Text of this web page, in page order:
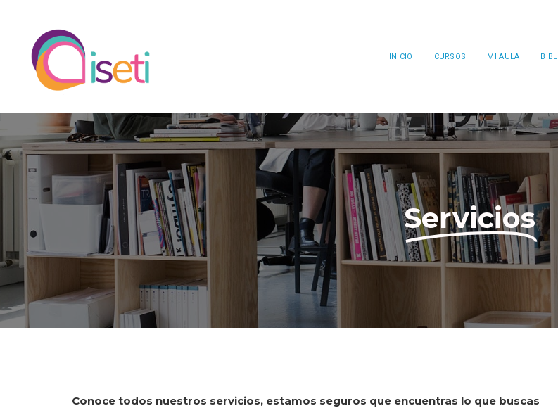
INICIO CURSOS MI AULA
Servicios
Conoce todos nuestros servicios, estamos seguros que encuentras lo que buscas